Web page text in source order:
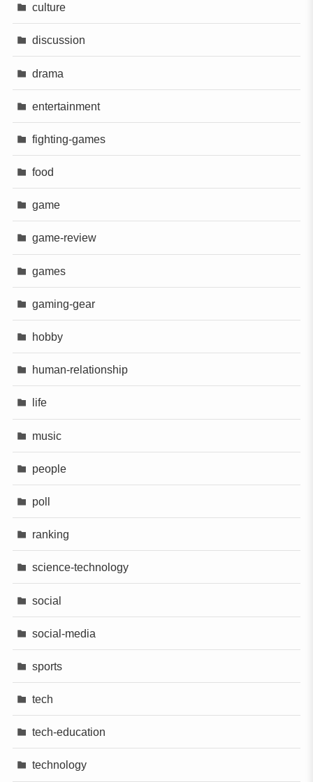
culture
discussion
drama
entertainment
fighting-games
food
game
game-review
games
gaming-gear
hobby
human-relationship
life
music
people
poll
ranking
science-technology
social
social-media
sports
tech
tech-education
technology